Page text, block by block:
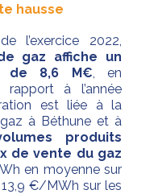
hausse
l’exercice 2022,
gaz affiche un
de 8,6 M€ , en
rapport à l’année
est liée à la
à Béthune et à
produits
de vente du gaz
en moyenne sur
€/MWh sur les